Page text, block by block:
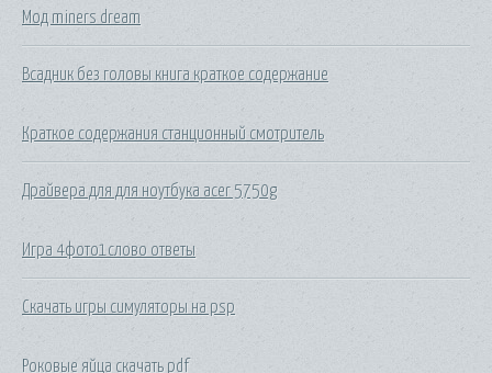
Мод miners dream
Всадник без головы книга краткое содержание
Краткое содержания станционный смотритель
Драйвера для для ноутбука acer 5750g
Игра 4фото1слово ответы
Скачать игры симуляторы на psp
Роковые яйца скачать pdf